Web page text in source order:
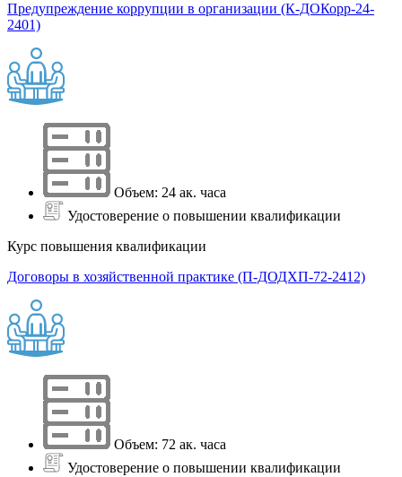
Предупреждение коррупции в организации (К-ДОКорр-24-
2401)
Объем: 24 ак. часа
Удостоверение о повышении квалификации
Курс повышения квалификации
Договоры в хозяйственной практике (П-ДОДХП-72-2412)
Объем: 72 ак. часа
Удостоверение о повышении квалификации